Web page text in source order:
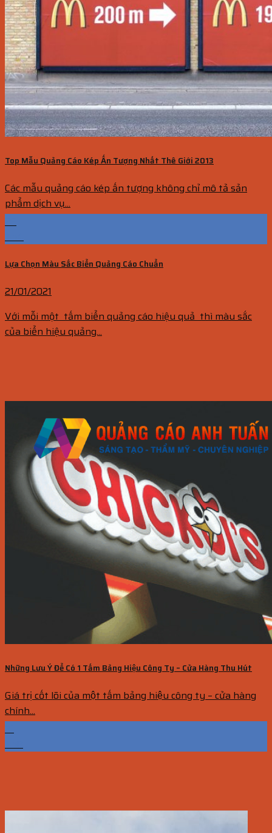
Top Mẫu Quảng Cáo Kép Ấn Tượng Nhất Thê Giới 2013
Các mẫu quảng cáo kép ấn tượng không chỉ mô tả sản
phẩm dịch vụ...
Lựa Chọn Màu Sắc Biển Quảng Cáo Chuẩn
21/01/2021
Với mỗi một tấm biển quảng cáo hiệu quả thì màu sắc
của biển hiệu quảng...
Những Lưu Ý Để Có 1 Tấm Bảng Hiệu Công Ty – Cửa Hàng Thu Hút
Giá trị cốt lõi của một tấm bảng hiệu công ty – cửa hàng
chính...